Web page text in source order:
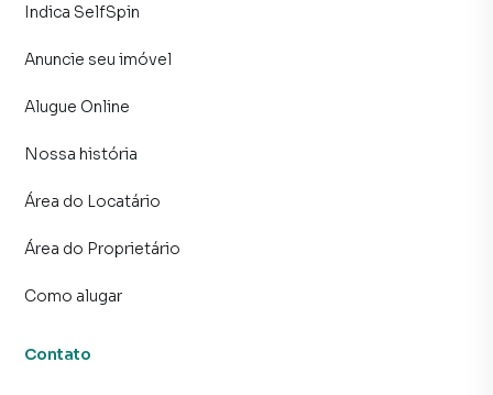
OS VALORES REFERENTES À TAXAS E IMPOSTOS
VALOR DO CONDOMÍNIO, NÃO ESTÃO INCLUÍDAS AS
GÁS. A SELFSPIN NÃO PEDE DEPÓSITO PARA GARANTIA
SERÃO EFETUADOS APÓS A ASSINATURA DO
Indica SelfSpin
Anuncie seu imóvel
Alugue Online
Nossa história
Área do Locatário
Área do Proprietário
Como alugar
Contato